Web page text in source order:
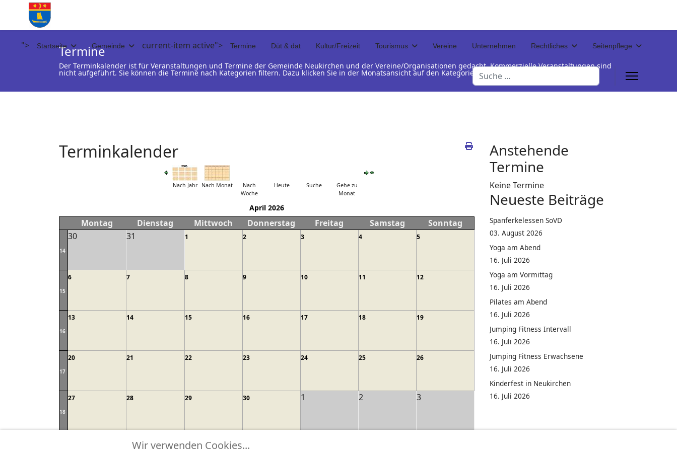
"> Startseite Gemeinde current-item active"> Termine Düt & dat Kultur/Freizeit Tourismus Vereine Unternehmen Rechtliches Seitenpflege
Suchen
Termine
Der Terminkalender ist für Veranstaltungen und Termine der Gemeinde Neukirchen und der Vereine/Organisationen gedacht. Kommerzielle Veranstaltungen sind
nicht aufgeführt. Sie können die Termine nach Kategorien filtern. Dazu klicken Sie in der Monatsansicht auf den Kategorienamen unterhalb der Termintabelle
Terminkalender
Nach Jahr Nach Monat
Nach
Woche
Heute Suche
Gehe zu
Monat
April 2026
Montag Dienstag Mittwoch Donnerstag Freitag Samstag Sonntag
14
30 31 1 2 3 4 5
15
6 7 8 9 10 11 12
16
13 14 15 16 17 18 19
17
20 21 22 23 24 25 26
18
27 28 29 30 1 2 3
Alle Kategorien ...
Anstehende
Termine
Keine Termine
Neueste Beiträge
Spanferkelessen SoVD
03. August 2026
Yoga am Abend
16. Juli 2026
Yoga am Vormittag
16. Juli 2026
Pilates am Abend
16. Juli 2026
Jumping Fitness Intervall
16. Juli 2026
Jumping Fitness Erwachsene
16. Juli 2026
Kinderfest in Neukirchen
16. Juli 2026
Wir verwenden Cookies...